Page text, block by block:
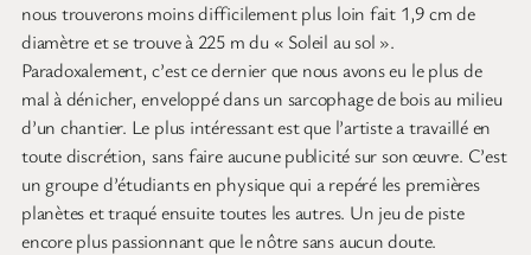
nous trouverons moins difficilement plus loin fait 1,9 cm de
diamètre et se trouve à 225 m du « Soleil au sol ».
Paradoxalement, c’est ce dernier que nous avons eu le plus de
mal à dénicher, enveloppé dans un sarcophage de bois au milieu
d’un chantier. Le plus intéressant est que l’artiste a travaillé en
toute discrétion, sans faire aucune publicité sur son œuvre. C’est
un groupe d’étudiants en physique qui a repéré les premières
planètes et traqué ensuite toutes les autres. Un jeu de piste
encore plus passionnant que le nôtre sans aucun doute.